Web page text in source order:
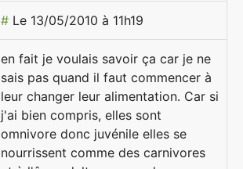
# Le 13/05/2010 à 11h19
en fait je voulais savoir ça car je ne
sais pas quand il faut commencer à
leur changer leur alimentation. Car si
j'ai bien compris, elles sont
omnivore donc juvénile elles se
nourrissent comme des carnivores